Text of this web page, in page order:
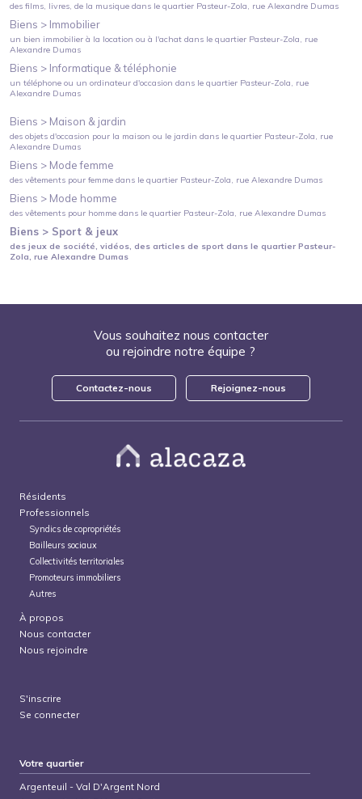
des films, livres, de la musique dans le quartier Pasteur-Zola, rue Alexandre Dumas
Biens > Immobilier
un bien immobilier à la location ou à l'achat dans le quartier Pasteur-Zola, rue
Alexandre Dumas
Biens > Informatique & téléphonie
un téléphone ou un ordinateur d'occasion dans le quartier Pasteur-Zola, rue
Alexandre Dumas
Biens > Maison & jardin
des objets d'occasion pour la maison ou le jardin dans le quartier Pasteur-Zola, rue
Alexandre Dumas
Biens > Mode femme
des vêtements pour femme dans le quartier Pasteur-Zola, rue Alexandre Dumas
Biens > Mode homme
des vêtements pour homme dans le quartier Pasteur-Zola, rue Alexandre Dumas
Biens > Sport & jeux
des jeux de société, vidéos, des articles de sport dans le quartierPasteur-
Zola, rue Alexandre Dumas
Vous souhaitez nous contacter
ou rejoindre notre équipe ?
Contactez-nous Rejoignez-nous
Résidents
Professionnels
Syndics de copropriétés
Bailleurs sociaux
Collectivités territoriales
Promoteurs immobiliers
Autres
À propos
Nous contacter
Nous rejoindre
S'inscrire
Se connecter
Votre quartier
Argenteuil -Val D'Argent Nord